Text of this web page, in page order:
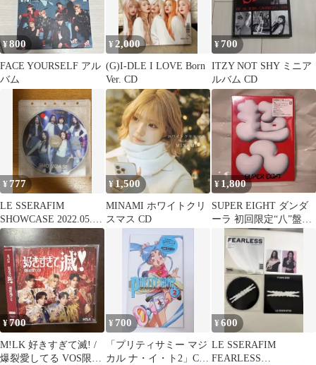
¥800
FACE YOURSELF アル
バム
¥2,000
(G)I-DLE I LOVE Born
Ver. CD
¥700
ITZY NOT SHY ミニア
ルバム CD
¥ 777
LE SSERAFIM
SHOWCASE 2022.05.02
CD
¥1,500
MINAMI ホワイトクリ
スマス CD
¥ 1,800
SUPER EIGHT ダンダ
ーラ 初回限定“八”盤
CD+DVD
¥700
M!LK 好きすぎて滅! /
爆裂愛してる VOS限定
¥ 700
「プリティサミー マジ
カル ナ・イ・ト2」CD
¥600
LE SSERAFIM
FEARLESS